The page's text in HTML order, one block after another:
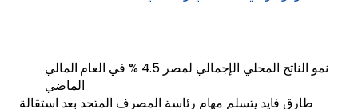
نمو الناتج المحلي الإجمالي لمصر 4.5 % في العام المالي
الماضي
طارق فايد يتسلم مهام رئاسة المصرف المتحد بعد استقالة